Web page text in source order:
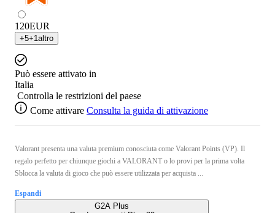
120EUR
+5+1altro
Può essere attivato in
Italia
Controlla le restrizioni del paese
Come attivare Consulta la guida di attivazione
Valorant presenta una valuta premium conosciuta come Valorant Points (VP). Il
regalo perfetto per chiunque giochi a VALORANT o lo provi per la prima volta
Sblocca la valuta di gioco che può essere utilizzata per acquista ...
Espandi
G2A Plus